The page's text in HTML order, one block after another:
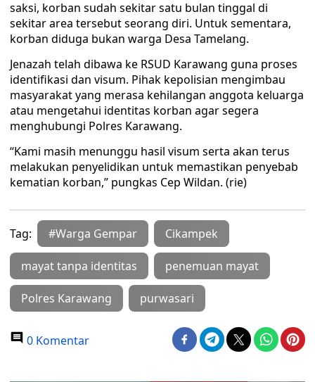
saksi, korban sudah sekitar satu bulan tinggal di
sekitar area tersebut seorang diri. Untuk sementara,
korban diduga bukan warga Desa Tamelang.
Jenazah telah dibawa ke RSUD Karawang guna proses
identifikasi dan visum. Pihak kepolisian mengimbau
masyarakat yang merasa kehilangan anggota keluarga
atau mengetahui identitas korban agar segera
menghubungi Polres Karawang.
“Kami masih menunggu hasil visum serta akan terus
melakukan penyelidikan untuk memastikan penyebab
kematian korban,” pungkas Cep Wildan. (rie)
Tag: #Warga Gempar Cikampek
mayat tanpa identitas penemuan mayat
Polres Karawang purwasari
0 Komentar